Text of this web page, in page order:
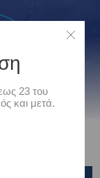
23 του
και μετά.